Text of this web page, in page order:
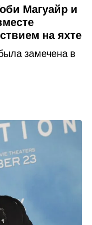
Магуайр и
на яхте
замечена в